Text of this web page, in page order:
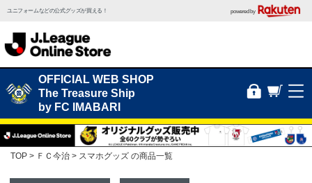
ユニフォームなどの公式グッズが買える！ powered by
OFFICIAL WEB SHOP
The Treasure Ship
by FC IMABARI
TOP ＦＣ今治 スマホグッズ の商品一覧